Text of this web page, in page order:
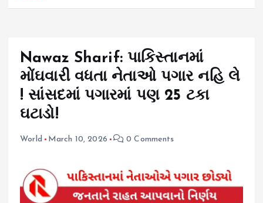
Nawaz Sharif: પાકિસ્તાનમાં
મોંઘવારી વધતા નેતાઓ પગાર નહિ લે
! સાંસદમાં પગારમાં પણ 25 ટકા
ઘટાડો!
World March 10, 2026 0 Comments